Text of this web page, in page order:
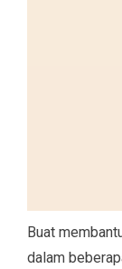
Buat
dalam